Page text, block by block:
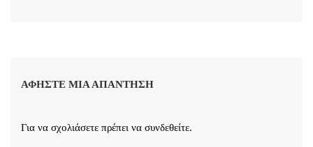
ΑΦΉΣΤΕ ΜΙΑ ΑΠΆΝΤΗΣΗ
Για να σχολιάσετε πρέπει να συνδεθείτε.